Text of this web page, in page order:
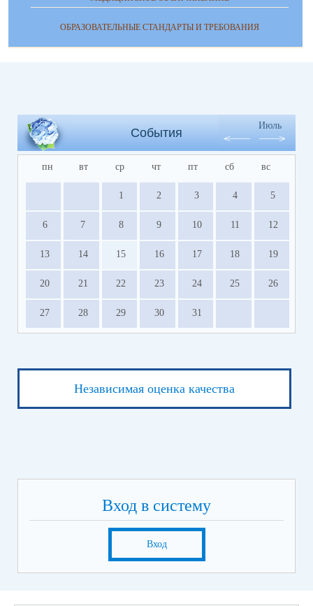
ОБРАЗОВАТЕЛЬНЫЕ СТАНДАРТЫ И ТРЕБОВАНИЯ
События
Июль
пн вт ср чт пт сб вс
1 2 3 4 5
6 7 8 9 10 11 12
13 14 15 16 17 18 19
20 21 22 23 24 25 26
27 28 29 30 31
Независимая оценка качества
Вход в систему
Вход